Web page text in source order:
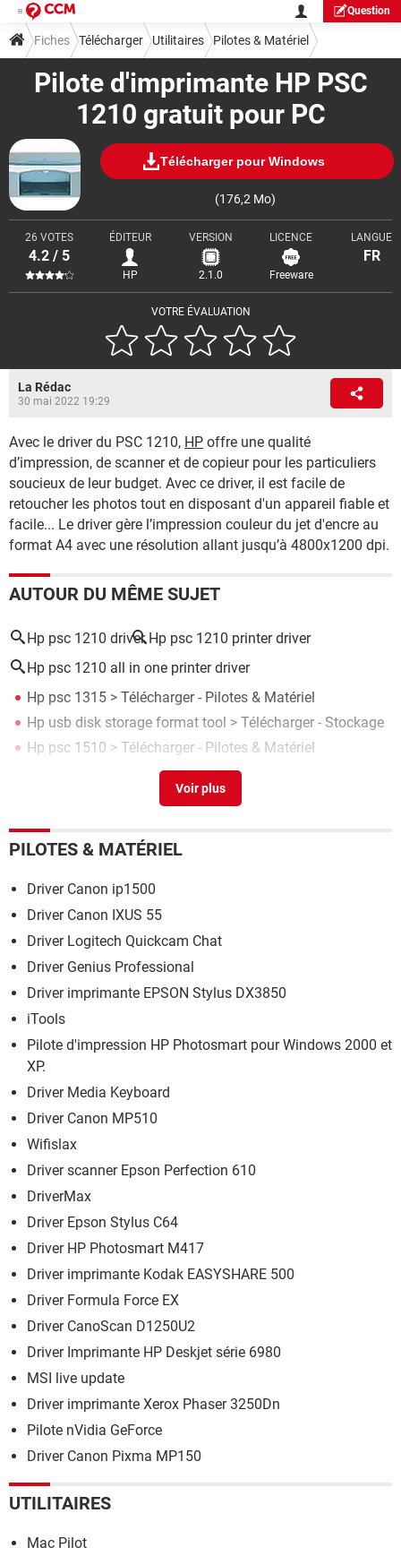
Question
Pilote d'imprimante HP PSC
1210 gratuit pour PC
Télécharger pour Windows
(176,2 Mo)
VOTRE ÉVALUATION
26 VOTES
4.2 / 5
ÉDITEUR
HP
VERSION
2.1.0
LICENCE
Freeware
LANGUE
FR
Fiches Télécharger Utilitaires Pilotes & Matériel
La Rédac
30 mai 2022 19:29
Avec le driver du PSC 1210, HP offre une qualité
d’impression, de scanner et de copieur pour les particuliers
soucieux de leur budget. Avec ce driver, il est facile de
retoucher les photos tout en disposant d'un appareil fiable et
facile... Le driver gère l’impression couleur du jet d'encre au
format A4 avec une résolution allant jusqu’à 4800x1200 dpi.
AUTOUR DU MÊME SUJET
Hp psc 1210 driver Hp psc 1210 printer driver
Hp psc 1210 all in one printer driver
Hp psc 1315 > Télécharger - Pilotes & Matériel
Hp usb disk storage format tool > Télécharger - Stockage
Hp psc 1510 > Télécharger - Pilotes & Matériel
Pilote hp deskjet 2320>Forum Imprimante
> Accueil - Guide ordinateurs
PILOTES & MATÉRIEL
Driver Canon ip1500
Driver Canon IXUS 55
Driver Logitech Quickcam Chat
Driver Genius Professional
Driver imprimante EPSON Stylus DX3850
iTools
Pilote d'impression HP Photosmart pour Windows 2000 et
XP.
Driver Media Keyboard
Driver Canon MP510
Wifislax
Driver scanner Epson Perfection 610
DriverMax
Driver Epson Stylus C64
Driver HP Photosmart M417
Driver imprimante Kodak EASYSHARE 500
Driver Formula Force EX
Driver CanoScan D1250U2
Driver Imprimante HP Deskjet série 6980
MSI live update
Driver imprimante Xerox Phaser 3250Dn
Pilote nVidia GeForce
Driver Canon Pixma MP150
UTILITAIRES
Mac Pilot